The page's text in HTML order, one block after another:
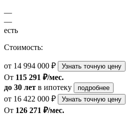
—
—
есть
Стоимость:
от 14 994 000 ₽ Узнать точную цену
От 115 291 ₽/мес.
до 30 лет в ипотеку подробнее
от 16 422 000 ₽ Узнать точную цену
От 126 271 ₽/мес.